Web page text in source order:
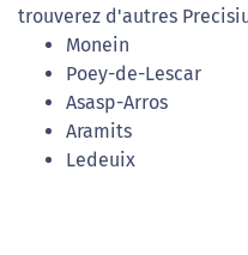
trouverez d'autres
Monein
Poey-de-Lescar
Asasp-Arros
Aramits
Ledeuix